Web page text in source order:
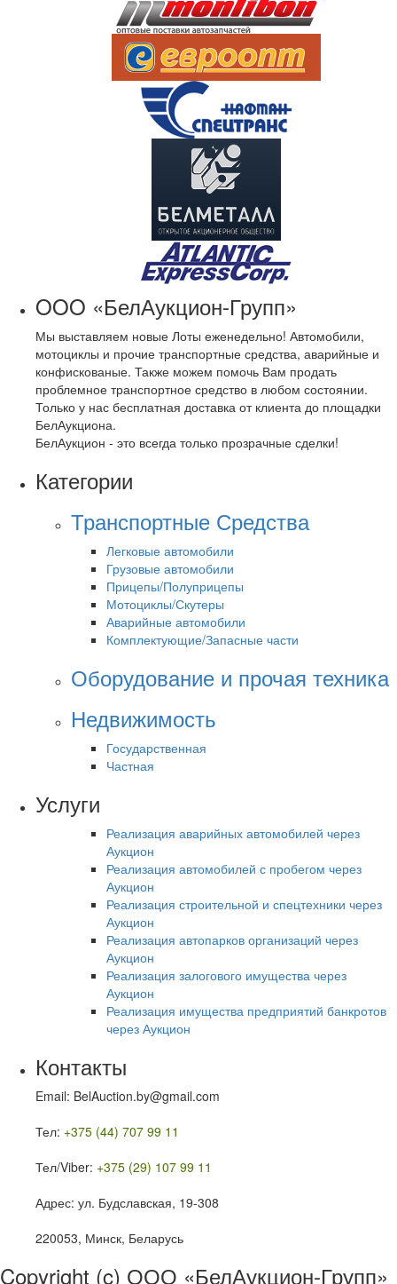
OOO «БелАукцион-Групп»
Мы выставляем новые Лоты еженедельно! Автомобили,
мотоциклы и прочие транспортные средства, аварийные и
конфискованые. Также можем помочь Вам продать
проблемное транспортное средство в любом состоянии.
Только у нас бесплатная доставка от клиента до площадки
БелАукциона.
БелАукцион - это всегда только прозрачные сделки!
Категории
Транспортные Средства
Легковые автомобили
Грузовые автомобили
Прицепы/Полуприцепы
Мотоциклы/Скутеры
Аварийные автомобили
Комплектующие/Запасные части
Оборудование и прочая техника
Недвижимость
Государственная
Частная
Услуги
Реализация аварийных автомобилей через
Аукцион
Реализация автомобилей с пробегом через
Аукцион
Реализация строительной и спецтехники через
Аукцион
Реализация автопарков организаций через
Аукцион
Реализация залогового имущества через
Аукцион
Реализация имущества предприятий банкротов
через Аукцион
Контакты
Email: BelAuction.by@gmail.com
Тел: +375 (44) 707 99 11
Тел/Viber: +375 (29) 107 99 11
Адрес: ул. Будславская, 19-308
220053, Минск, Беларусь
Copyright (c) ООО «БелАукцион-Групп»